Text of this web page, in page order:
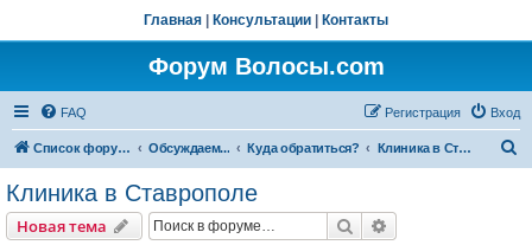
Главная Консультации Контакты
Форум Волосы.com
FAQ Вход
Регистрация
Список форумов Обсуждаем... Куда обратиться? Клиника в Ставрополе
Клиника в Ставрополе
Новая тема Поиск